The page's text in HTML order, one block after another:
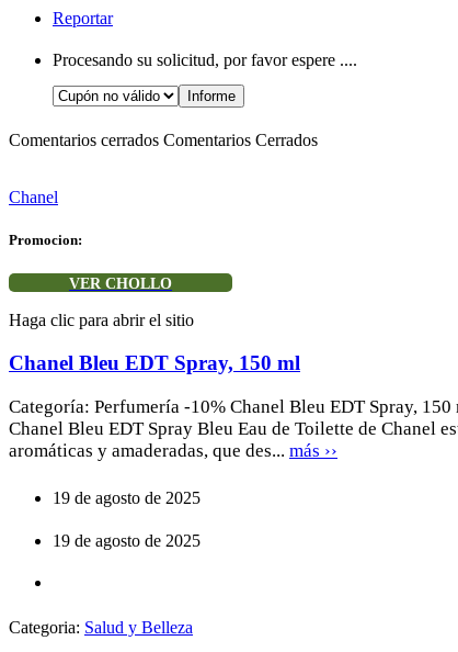
Reportar
Procesando su solicitud, por favor espere ....
Comentarios cerrados Comentarios Cerrados
Chanel
Promocion:
VER CHOLLO
Haga clic para abrir el sitio
Chanel Bleu EDT Spray, 150 ml
Categoría: Perfumería -10% Chanel Bleu EDT Spray, 150
Chanel Bleu EDT Spray Bleu Eau de Toilette de Chanel
aromáticas y amaderadas, que des... más ››
19 de agosto de 2025
19 de agosto de 2025
Categoria: Salud y Belleza